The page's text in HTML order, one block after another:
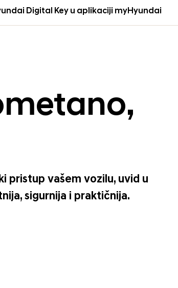
Digital Key u aplikaciji myHyundai
pristup vašem vozilu, uvid u
sigurnija i praktičnija.